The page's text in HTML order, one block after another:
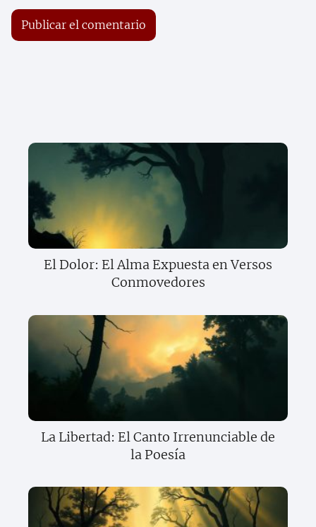
El Dolor: El Alma Expuesta en Versos
Conmovedores
La Libertad: El Canto Irrenunciable de
la Poesía